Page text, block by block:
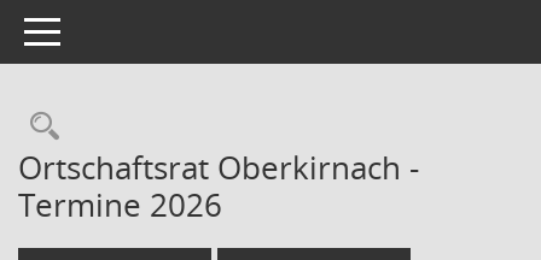
Toggle navigation
Ortschaftsrat Oberkirnach -
Termine 2026